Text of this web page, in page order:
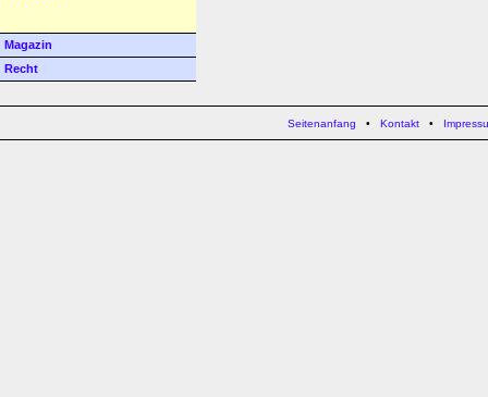
Magazin
Recht
Seitenanfang • Kontakt•